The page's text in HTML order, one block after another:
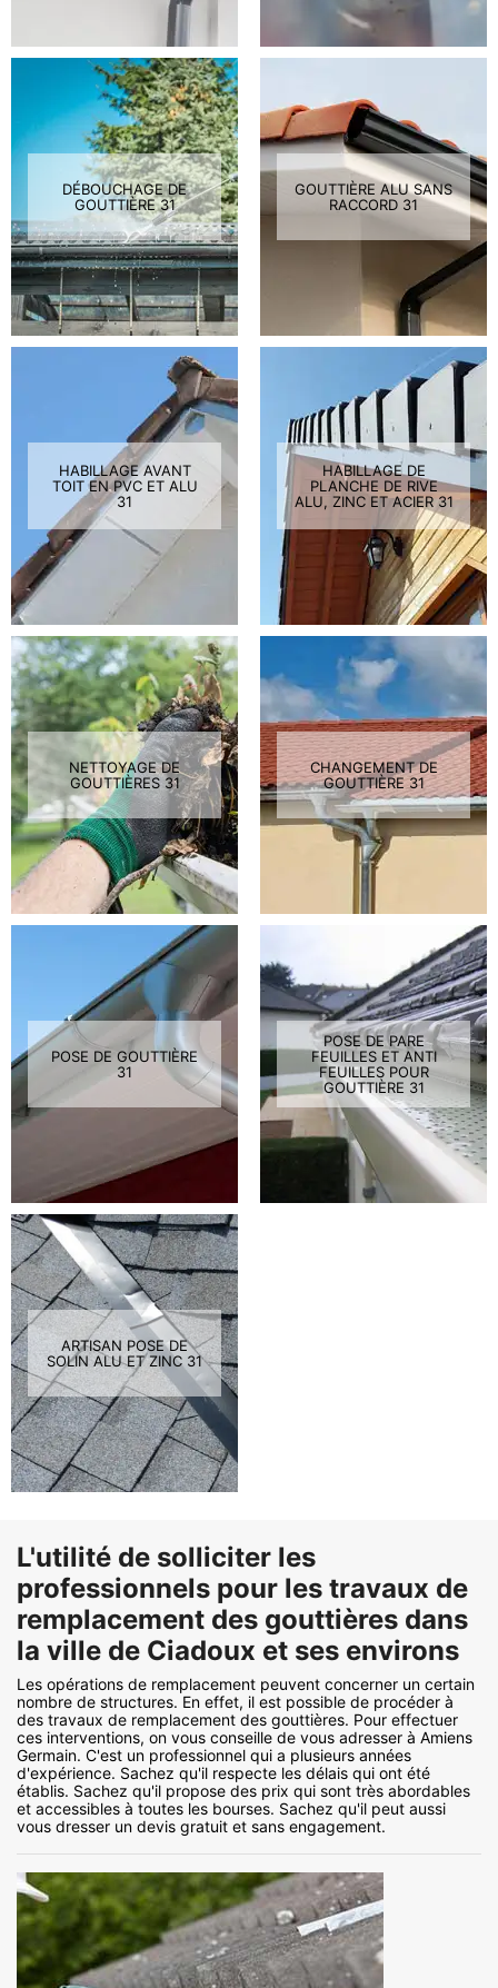
DÉBOUCHAGE DE
GOUTTIÈRE 31
GOUTTIÈRE ALU SANS
RACCORD 31
HABILLAGE AVANT
TOIT EN PVC ET ALU
31
HABILLAGE DE
PLANCHE DE RIVE
ALU, ZINC ET ACIER 31
NETTOYAGE DE
GOUTTIÈRES 31
CHANGEMENT DE
GOUTTIÈRE 31
POSE DE GOUTTIÈRE
31
POSE DE PARE
FEUILLES ET ANTI
FEUILLES POUR
GOUTTIÈRE 31
ARTISAN POSE DE
SOLIN ALU ET ZINC 31
L'utilité de solliciter les
professionnels pour les travaux de
remplacement des gouttières dans
la ville de Ciadoux et ses environs
Les opérations de remplacement peuvent concerner un certain
nombre de structures. En effet, il est possible de procéder à
des travaux de remplacement des gouttières. Pour effectuer
ces interventions, on vous conseille de vous adresser à Amiens
Germain. C'est un professionnel qui a plusieurs années
d'expérience. Sachez qu'il respecte les délais qui ont été
établis. Sachez qu'il propose des prix qui sont très abordables
et accessibles à toutes les bourses. Sachez qu'il peut aussi
vous dresser un devis gratuit et sans engagement.